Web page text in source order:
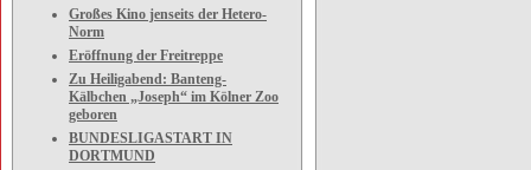
Großes Kino jenseits der Hetero-
Norm
Eröffnung der Freitreppe
Zu Heiligabend: Banteng-
Kälbchen „Joseph“ im Kölner Zoo
geboren
BUNDESLIGASTART IN
DORTMUND